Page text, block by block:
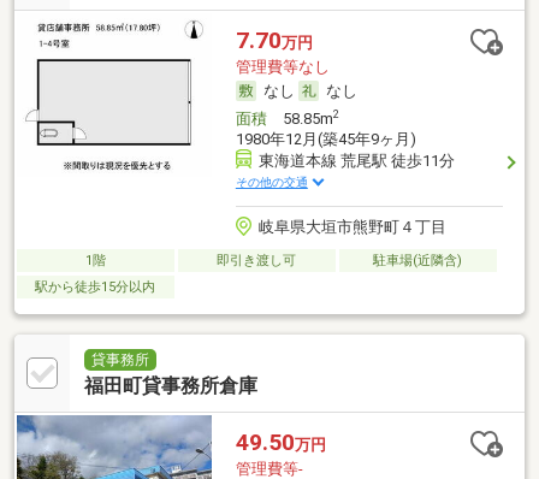
7.70万円
管理費等なし
なし
なし
面積58.85m2
1980年12月(築45年9ヶ月)
東海道本線 荒尾駅 徒歩11分
その他の交通
岐阜県大垣市熊野町４丁目
1階 即引き渡し可
駐車場(近隣含)
駅から徒歩15分以内
貸事務所
福田町貸事務所倉庫
49.50万円
管理費等-